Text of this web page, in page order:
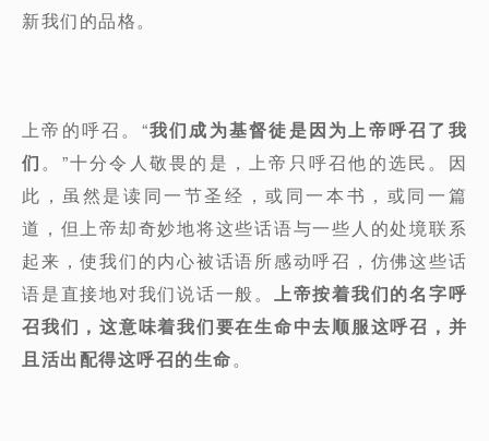
新我们的品格。
上帝的呼召。“我们成为基督徒是因为上帝呼召了我
们。”十分令人敬畏的是，上帝只呼召他的选民。因
此，虽然是读同一节圣经，或同一本书，或同一篇
道，但上帝却奇妙地将这些话语与一些人的处境联系
起来，使我们的内心被话语所感动呼召，仿佛这些话
语是直接地对我们说话一般。 上帝按着我们的名字呼
召我们，这意味着我们要在生命中去顺服这呼召，并
且活出配得这呼召的生命。